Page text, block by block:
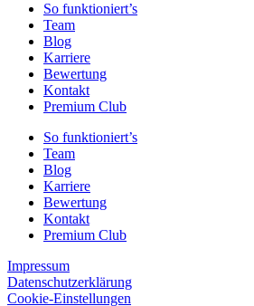
So funktioniert’s
Team
Blog
Karriere
Bewertung
Kontakt
Premium Club
So funktioniert’s
Team
Blog
Karriere
Bewertung
Kontakt
Premium Club
Impressum
Datenschutzerklärung
Cookie-Einstellungen